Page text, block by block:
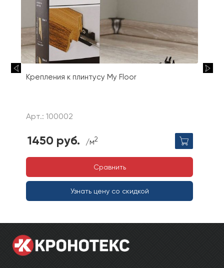
Крепления к плинтусу My Floor
Арт.: 100002
1450 руб. /м2
Сравнить
Узнать цену со скидкой